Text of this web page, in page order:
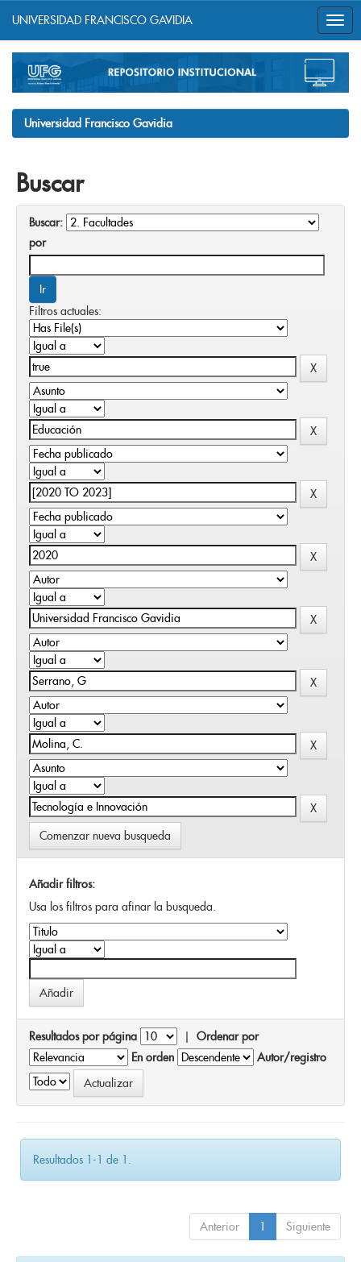
navigation
UNIVERSIDAD FRANCISCO GAVIDIA
Universidad Francisco Gavidia
Buscar
Buscar:
por
Filtros actuales:
Comenzar nueva busqueda
Añadir filtros:
Usa los filtros para afinar la busqueda.
Resultados por página | Ordenar por
En orden
Autor/registro
Resultados 1-1 de 1.
Anterior 1 Siguiente